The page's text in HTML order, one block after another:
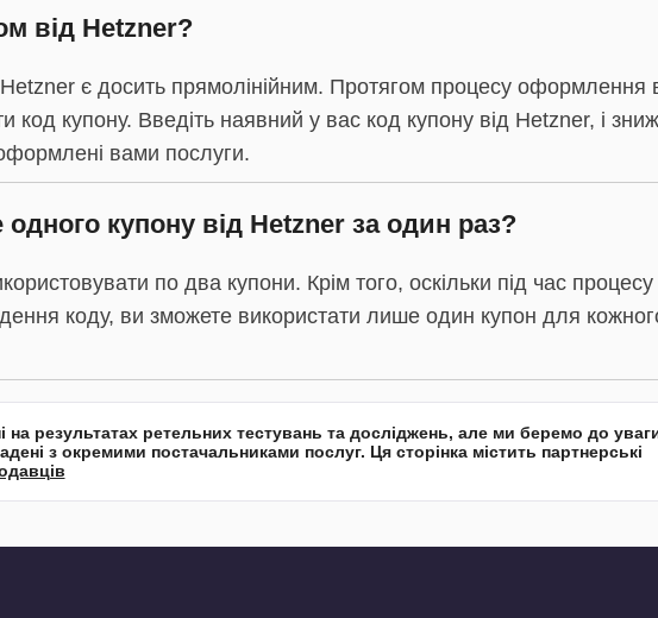
від Hetzner?
є досить прямолінійним. Протягом процесу оформлення
код купону. Введіть наявний у вас код купону від Hetzner, і
вами послуги.
купону від Hetzner за один раз?
по два купони. Крім того, оскільки під час процесу
коду, ви зможете використати лише один купон для
на результатах ретельних тестувань та досліджень, але ми беремо до
з окремими постачальниками послуг. Ця сторінка містить партнерські